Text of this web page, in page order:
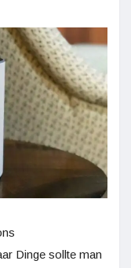
Dinge sollte man